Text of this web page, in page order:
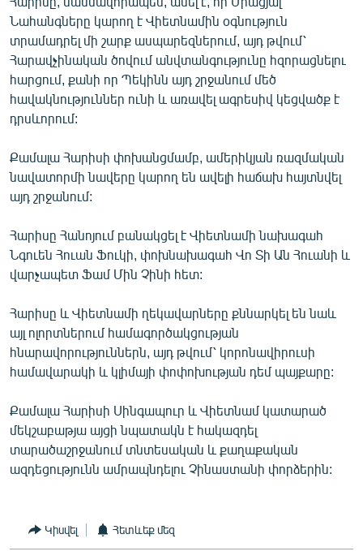
Հայերեն
English
Русский
«Ազատության» բոլոր կայքերը
Նահանգները կարող է Վիետնամին օգնություն
տրամադրել մի շարք ասպարեզներում, այդ թվում՝
Հարավչինական ծովում անվտանգությունը հզորացնելու
հարցում, քանի որ Պեկինն այդ շրջանում մեծ
հավակնություններ ունի և առավել ագրեսիվ կեցվածք է
դրսևորում:
Քամալա Հարիսի փոխանցմամբ, ամերիկյան ռազմական
նավատորմի նավերը կարող են ավելի հաճախ հայտնվել
այդ շրջանում:
Հարիսը Հանոյում բանակցել է Վիետնամի նախագահ
Նգուեն Հուան Ֆուկի, փոխնախագահ Վո Տի Ան Հուանի և
վարչապետ Ֆամ Մին Չինի հետ:
Հարիսը և Վիետնամի ղեկավարները քննարկել են նաև
այլ ոլորտներում համագործակցության
հնարավորություններն, այդ թվում՝ կորոնավիրուսի
համավարակի և կլիմայի փոփոխության դեմ պայքարը:
Քամալա Հարիսի Սինգապուր և Վիետնամ կատարած
մեկշաբաթյա այցի նպատակն է հակազդել
տարածաշրջանում տնտեսական և քաղաքական
ազդեցությունն ամրապնդելու Չինաստանի փորձերին:
Կիսվել Հետևեք մեզ